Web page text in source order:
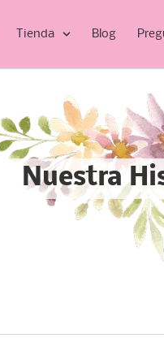
Tienda Blog
Nuestra